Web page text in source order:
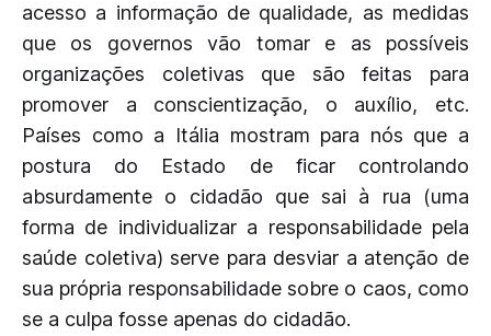
acesso a informação de qualidade, as medidas
que os governos vão tomar e as possíveis
organizações coletivas que são feitas para
promover a conscientização, o auxílio, etc.
Países como a Itália mostram para nós que a
postura do Estado de ficar controlando
absurdamente o cidadão que sai à rua (uma
forma de individualizar a responsabilidade pela
saúde coletiva) serve para desviar a atenção de
sua própria responsabilidade sobre o caos, como
se a culpa fosse apenas do cidadão.